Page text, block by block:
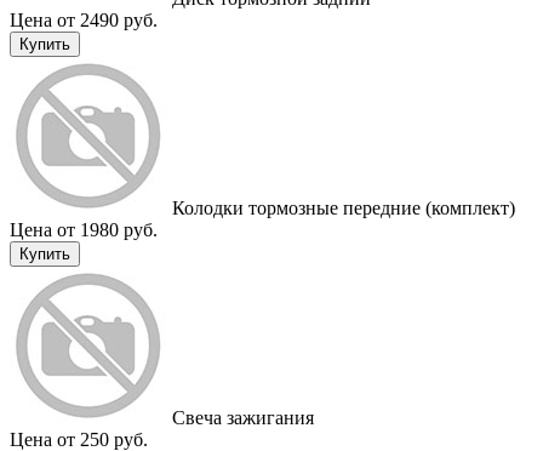
Цена от 2490 руб.
Купить
Колодки тормозные передние (комплект)
Цена от 1980 руб.
Купить
Свеча зажигания
Цена от 250 руб.